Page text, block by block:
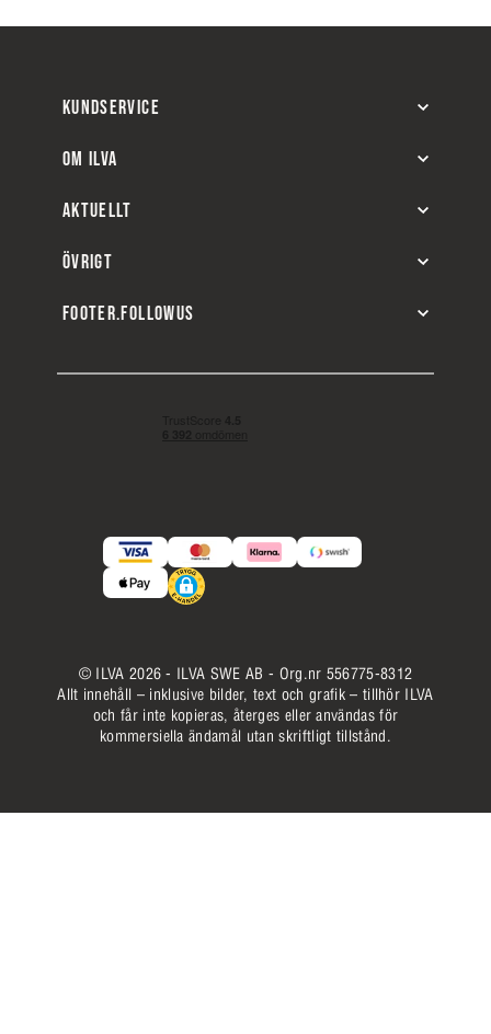
KUNDSERVICE
OM ILVA
AKTUELLT
ÖVRIGT
FOOTER.FOLLOWUS
© ILVA 2026 - ILVA SWE AB - Org.nr 556775-8312
Allt innehåll – inklusive bilder, text och grafik – tillhör ILVA
och får inte kopieras, återges eller användas för
kommersiella ändamål utan skriftligt tillstånd.